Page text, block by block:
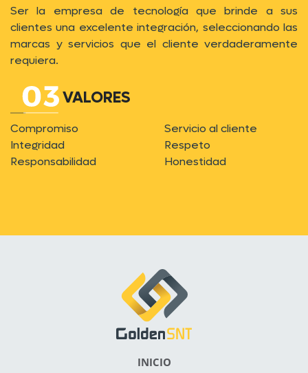
Ser la empresa de tecnología que brinde a sus
clientes una excelente integración, seleccionando las
marcas y servicios que el cliente verdaderamente
requiera.
VALORES
Compromiso
Integridad
Responsabilidad
Servicio al cliente
Respeto
Honestidad
INICIO